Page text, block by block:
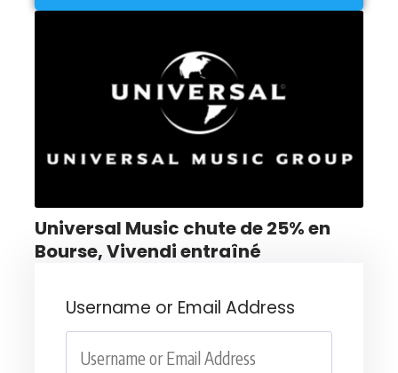
Universal Music chute de 25% en
Bourse, Vivendi entraîné
Username or Email Address